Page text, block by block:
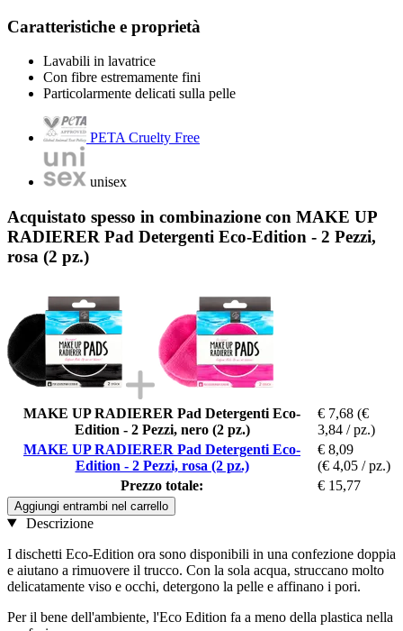
Caratteristiche e proprietà
Lavabili in lavatrice
Con fibre estremamente fini
Particolarmente delicati sulla pelle
PETA Cruelty Free
unisex
Acquistato spesso in combinazione con MAKE UP
RADIERER Pad Detergenti Eco-Edition - 2 Pezzi,
rosa (2 pz.)
MAKE UP RADIERER Pad Detergenti Eco-
Edition - 2 Pezzi, nero (2 pz.)
€ 7,68 (€
3,84 / pz.)
MAKE UP RADIERER Pad Detergenti Eco-
Edition - 2 Pezzi, rosa (2 pz.)
€ 8,09
(€ 4,05 / pz.)
Prezzo totale:
€ 15,77
Aggiungi entrambi nel carrello
Descrizione
I dischetti Eco-Edition ora sono disponibili in una confezione doppia
e aiutano a rimuovere il trucco. Con la sola acqua, struccano molto
delicatamente viso e occhi, detergono la pelle e affinano i pori.
Per il bene dell'ambiente, l'Eco Edition fa a meno della plastica nella